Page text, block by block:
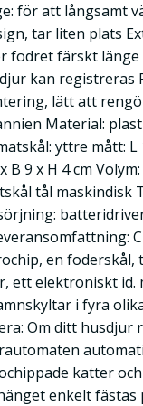
för att långsamt
tar liten plats
fodret färskt
kan registreras
lätt att
Material:
yttre mått: L
B 9 x H 4 cm
tål maskindisk
en foderskål,
ett elektroniskt id.
i fyra
Om ditt husdjur
katter
enkelt fästas